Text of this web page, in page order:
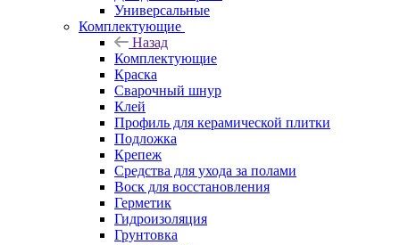
Универсальные
Комплектующие
Назад
Комплектующие
Краска
Сварочный шнур
Клей
Профиль для керамической плитки
Подложка
Крепеж
Средства для ухода за полами
Воск для восстановления
Герметик
Гидроизоляция
Грунтовка